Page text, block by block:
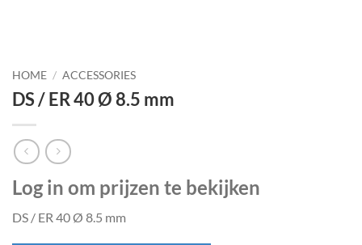
HOME / ACCESSORIES
DS / ER 40 Ø 8.5 mm
Log in om prijzen te bekijken
DS / ER 40 Ø 8.5 mm